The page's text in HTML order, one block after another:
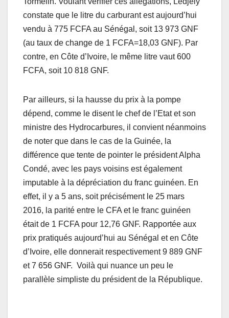
constate que le litre du carburant est aujourd’hui
vendu à 775 FCFA au Sénégal, soit 13 973 GNF
(au taux de change de 1 FCFA=18,03 GNF). Par
contre, en Côte d’Ivoire, le même litre vaut 600
FCFA, soit 10 818 GNF.
Par ailleurs, si la hausse du prix à la pompe
dépend, comme le disent le chef de l’Etat et son
ministre des Hydrocarbures, il convient néanmoins
de noter que dans le cas de la Guinée, la
différence que tente de pointer le président Alpha
Condé, avec les pays voisins est également
imputable à la dépréciation du franc guinéen. En
effet, il y a 5 ans, soit précisément le 25 mars
2016, la parité entre le CFA et le franc guinéen
était de 1 FCFA pour 12,76 GNF. Rapportée aux
prix pratiqués aujourd’hui au Sénégal et en Côte
d’Ivoire, elle donnerait respectivement 9 889 GNF
et 7 656 GNF. Voilà qui nuance un peu le
parallèle simpliste du président de la République.